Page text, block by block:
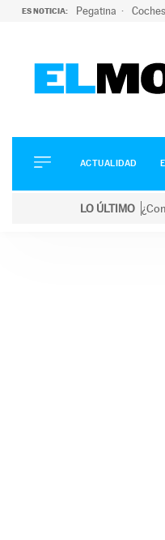
ES NOTICIA: Pegatina
ELÉCTRICOS
CONDUCIR
ACTUALIDAD
LO ÚLTIMO